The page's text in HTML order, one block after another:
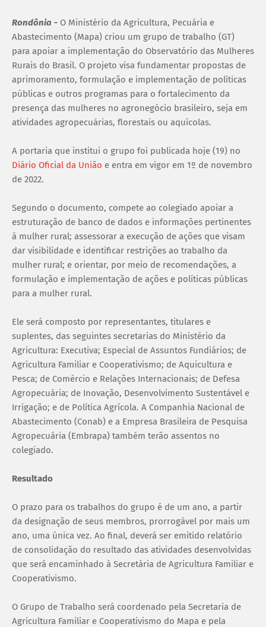
Rondônia - O Ministério da Agricultura, Pecuária e
Abastecimento (Mapa) criou um grupo de trabalho (GT)
para apoiar a implementação do Observatório das Mulheres
Rurais do Brasil. O projeto visa fundamentar propostas de
aprimoramento, formulação e implementação de políticas
públicas e outros programas para o fortalecimento da
presença das mulheres no agronegócio brasileiro, seja em
atividades agropecuárias, florestais ou aquícolas.
A portaria que institui o grupo foi publicada hoje (19) no
Diário Oficial da União e entra em vigor em 1º de novembro
de 2022.
Segundo o documento, compete ao colegiado apoiar a
estruturação de banco de dados e informações pertinentes
à mulher rural; assessorar a execução de ações que visam
dar visibilidade e identificar restrições ao trabalho da
mulher rural; e orientar, por meio de recomendações, a
formulação e implementação de ações e políticas públicas
para a mulher rural.
Ele será composto por representantes, titulares e
suplentes, das seguintes secretarias do Ministério da
Agricultura: Executiva; Especial de Assuntos Fundiários; de
Agricultura Familiar e Cooperativismo; de Aquicultura e
Pesca; de Comércio e Relações Internacionais; de Defesa
Agropecuária; de Inovação, Desenvolvimento Sustentável e
Irrigação; e de Política Agrícola. A Companhia Nacional de
Abastecimento (Conab) e a Empresa Brasileira de Pesquisa
Agropecuária (Embrapa) também terão assentos no
colegiado.
Resultado
O prazo para os trabalhos do grupo é de um ano, a partir
da designação de seus membros, prorrogável por mais um
ano, uma única vez. Ao final, deverá ser emitido relatório
de consolidação do resultado das atividades desenvolvidas
que será encaminhado à Secretária de Agricultura Familiar e
Cooperativismo.
O Grupo de Trabalho será coordenado pela Secretaria de
Agricultura Familiar e Cooperativismo do Mapa e pela